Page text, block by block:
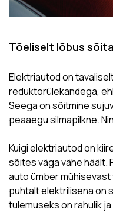
Tõeliselt lõbus
Elektriautod on
reduktorülekandega,
Seega on sõitmine
peaaegu silmapilkne.
Kuigi elektriautod on
sõites väga vähe häält.
auto ümber
puhtalt elektrilisena on
tulemuseks on rahulik